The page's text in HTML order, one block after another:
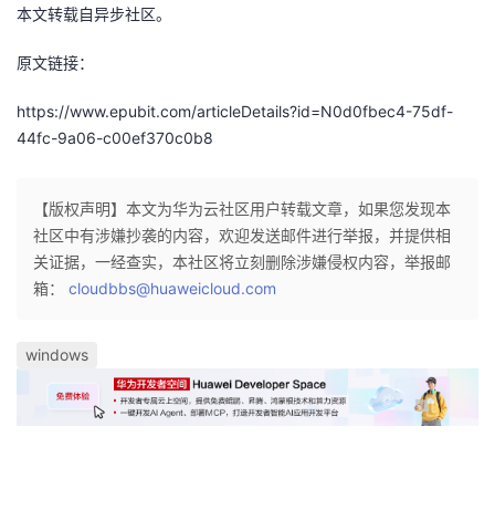
本文转载自异步社区。
原文链接：
https://www.epubit.com/articleDetails?id=N0d0fbec4-75df-
44fc-9a06-c00ef370c0b8
【版权声明】本文为华为云社区用户转载文章，如果您发现本
社区中有涉嫌抄袭的内容，欢迎发送邮件进行举报，并提供相
关证据，一经查实，本社区将立刻删除涉嫌侵权内容，举报邮
箱： cloudbbs@huaweicloud.com
windows